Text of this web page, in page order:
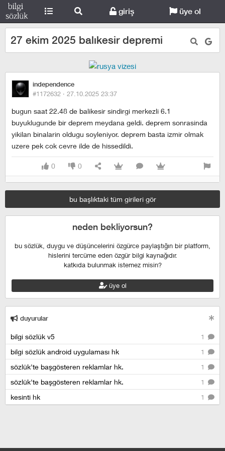
giriş üye ol
27 ekim 2025 balıkesir depremi
independence
#1172632 · 27.10.2025 23:37
bugun saat 22.48 de balikesir sindirgi merkezli 6.1
buyuklugunde bir deprem meydana geldi. deprem sonrasinda
yikilan binalarin oldugu soyleniyor. deprem basta izmir olmak
uzere pek cok cevre ilde de hissedildi.
0 0
bu başlıktaki tüm girileri gör
neden bekliyorsun?
bu sözlük, duygu ve düşüncelerini özgürce paylaştığın bir platform,
hislerini tercüme eden özgür bilgi kaynağıdır.
katkıda bulunmak istemez misin?
üye ol
duyurular
1
bilgi sözlük v5
1
bilgi sözlük android uygulaması hk
1
sözlük'te başgösteren reklamlar hk.
1
sözlük'te başgösteren reklamlar hk.
1
kesinti hk